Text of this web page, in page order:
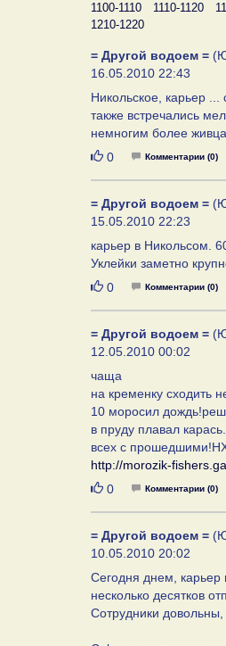
1100-1110
1110-1120
1210-1220
= Другой водоем =
16.05.2010 22:43
Никольское, карьер ...
также встречались
немногим более
Нравится
0 Комментарии (0)
= Другой водоем =
15.05.2010 22:23
карьер в Никольсом.
Уклейки заметно
Нравится
0 Комментарии (0)
= Другой водоем =
12.05.2010 00:02
чаща
на кременку сходить
10 моросил
в пруду плавал
всех с
http://morozik-
Нравится
0 Комментарии (0)
= Другой водоем =
10.05.2010 20:02
Сегодня днем, карьер
несколько десятков
Сотрудники довольны,